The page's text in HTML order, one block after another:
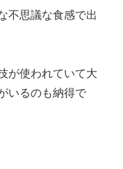
不思議な食感で出
が使われていて大
いるのも納得で